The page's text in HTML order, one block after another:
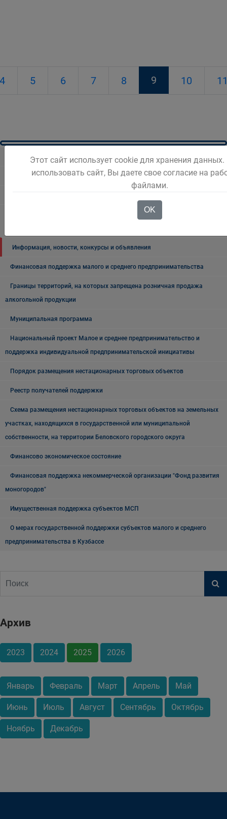
5 6 7 8 9 10
Малому бизнесу
Начинающему предпринимателю
О мерах поддержки субъектов малого и среднего
Информация, новости, конкурсы и объявления
Финансовая поддержка малого и среднего предпринимательства
Границы территорий, на которых запрещена розничная продажа
алкогольной продукции
Муниципальная программа
Национальный проект Малое и среднее предпринимательство и
поддержка индивидуальной предпринимательской инициативы
Порядок размещения нестационарных торговых объектов
Реестр получателей поддержки
Схема размещения нестационарных торговых объектов на земельных
участках, находящихся в государственной или муниципальной
собственности, на территории Беловского городского округа
Финансово экономическое состояние
Финансовая поддержка некоммерческой организации "Фонд развития
моногородов"
Имущественная поддержка субъектов МСП
О мерах государственной поддержки субъектов малого и среднего
предпринимательства в Кузбассе
Архив
2023 2024 2025 2026
Январь Февраль Март Апрель Май
Июнь Июль Август Сентябрь Октябрь
Ноябрь Декабрь
Этот сайт использует cookie для хранения
использовать сайт, Вы даете свое согласие на
файлами.
OK